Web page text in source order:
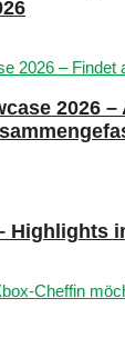
2026 –
Highlights